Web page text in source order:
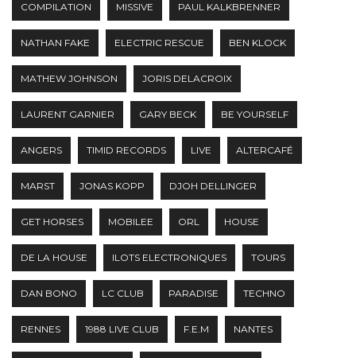
COMPILATION MISSIVE PAUL KALKBRENNER
NATHAN FAKE ELECTRIC RESCUE BEN KLOCK
MATHEW JOHNSON JORIS DELACROIX
LAURENT GARNIER GARY BECK BE YOURSELF
ANGERS TIMID RECORDS LIVE ALTERCAFÉ
MARST JONAS KOPP DJOH DELLINGER
GET HORSES MOBILEE ORL HOUSE
DE LA HOUSE ILOTS ELECTRONIQUES TOURS
DAN BONO LC CLUB PARADISE TECHNO
RENNES 1988 LIVE CLUB F.E.M NANTES